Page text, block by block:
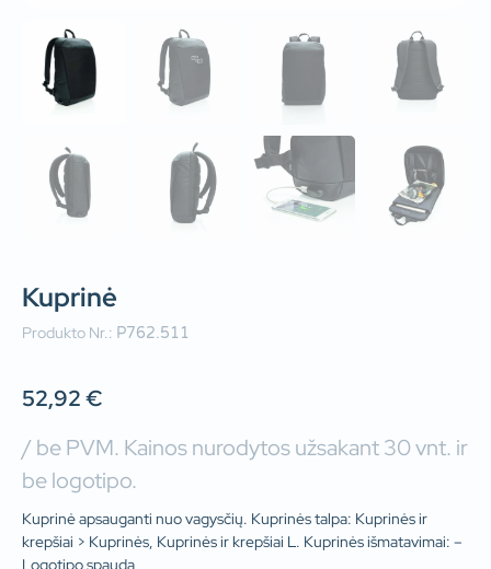
Kuprinė
Produkto Nr.: P762.511
52,92€
/ be PVM. Kainos nurodytos užsakant 30 vnt. ir
be logotipo.
Kuprinė apsauganti nuo vagysčių. Kuprinės talpa: Kuprinės ir
krepšiai > Kuprinės, Kuprinės ir krepšiai L. Kuprinės išmatavimai: –
Logotipo spauda